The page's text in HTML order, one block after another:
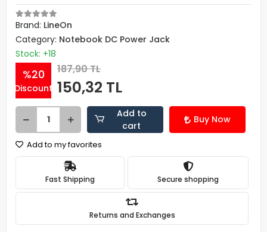
Brand: LineOn
Category: Notebook DC Power Jack
Stock: +18
%20
Discount
187,90 TL
150,32 TL
Add to
cart
Buy Now
Add to my favorites
Fast Shipping Secure shopping
Returns and Exchanges